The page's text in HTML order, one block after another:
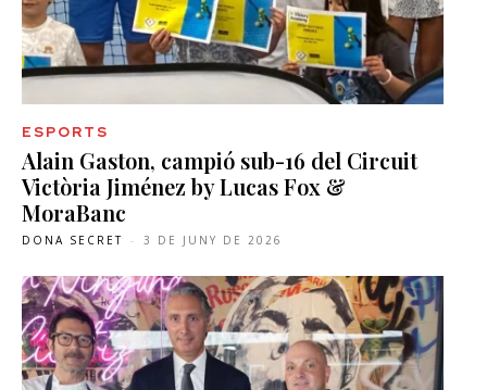
ESPORTS
Alain Gaston, campió sub-16 del Circuit
Victòria Jiménez by Lucas Fox &
MoraBanc
DONA SECRET - 3 DE JUNY DE 2026